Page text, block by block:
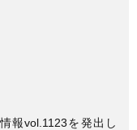
報vol.1123を発出し